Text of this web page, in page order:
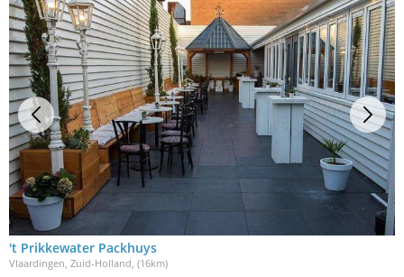
't Prikkewater Packhuys
Vlaardingen, Zuid-Holland, (16km)